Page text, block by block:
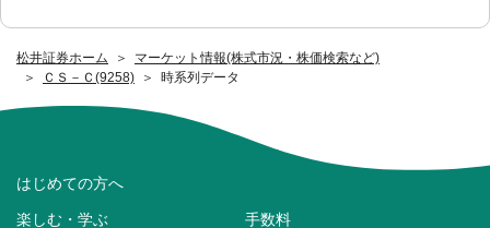
松井証券ホーム
マーケット情報(株式市況・株価検索など)
ＣＳ－Ｃ(9258)
時系列データ
はじめての方へ
楽しむ・学ぶ 手数料